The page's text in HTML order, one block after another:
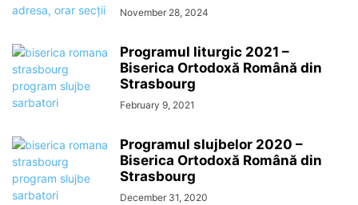
November 28, 2024
Programul liturgic 2021 –
Biserica Ortodoxă Română din
Strasbourg
February 9, 2021
Programul slujbelor 2020 –
Biserica Ortodoxă Română din
Strasbourg
December 31, 2020